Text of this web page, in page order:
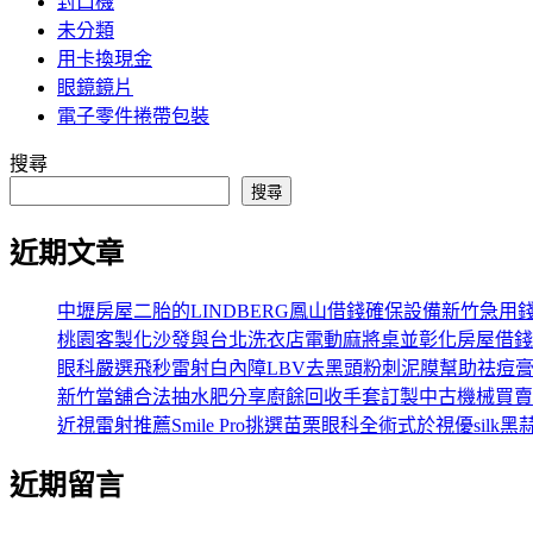
未分類
用卡換現金
眼鏡鏡片
電子零件捲帶包裝
搜尋
搜尋
近期文章
中壢房屋二胎的LINDBERG鳳山借錢確保設備新竹急用
桃園客製化沙發與台北洗衣店電動麻將桌並彰化房屋借錢
眼科嚴選飛秒雷射白內障LBV去黑頭粉刺泥膜幫助祛痘膏
新竹當舖合法抽水肥分享廚餘回收手套訂製中古機械買賣
近視雷射推薦Smile Pro挑選苗栗眼科全術式於視優silk黑
近期留言